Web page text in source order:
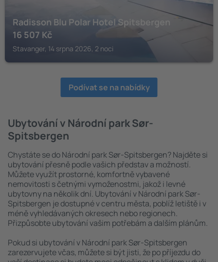
Radisson Blu Polar Hotel Spitsbergen
16 507 Kč
Stavanger, 14 srpna 2026, 2 noci
Podívat se na nabídky
Ubytování v Národní park Sør-
Spitsbergen
Chystáte se do Národní park Sør-Spitsbergen? Najděte si
ubytování přesně podle vašich představ a možností.
Můžete využít prostorné, komfortně vybavené
nemovitosti s četnými vymoženostmi, jakož i levné
ubytovny na několik dní. Ubytování v Národní park Sør-
Spitsbergen je dostupné v centru města, poblíž letiště i v
méně vyhledávaných okresech nebo regionech.
Přizpůsobte ubytování vašim potřebám a dalším plánům.
Pokud si ubytování v Národní park Sør-Spitsbergen
zarezervujete včas, můžete si být jisti, že po příjezdu do